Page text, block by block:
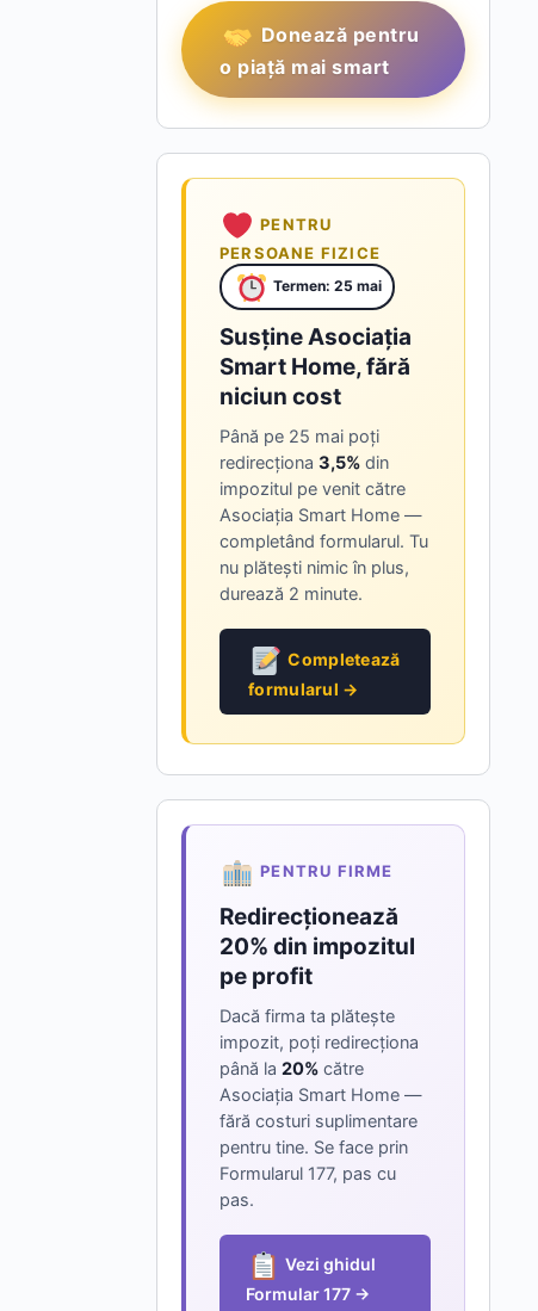
Donează pentru
o piață mai smart
PENTRU
PERSOANE FIZICE
Termen: 25 mai
Susține Asociația
Smart Home, fără
niciun cost
Până pe 25 mai poți
redirecționa 3,5% din
impozitul pe venit către
Asociația Smart Home —
completând formularul. Tu
nu plătești nimic în plus,
durează 2 minute.
Completează
formularul →
PENTRU FIRME
Redirecționează
20% din impozitul
pe profit
Dacă firma ta plătește
impozit, poți redirecționa
până la 20% către
Asociația Smart Home —
fără costuri suplimentare
pentru tine. Se face prin
Formularul 177, pas cu
pas.
Vezi ghidul
Formular 177 →